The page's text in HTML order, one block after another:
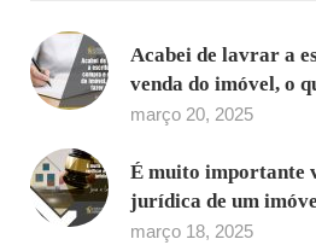
Acabei de lavrar a
venda do imóvel, o
março 20, 2025
É muito importante
jurídica de um
março 18, 2025